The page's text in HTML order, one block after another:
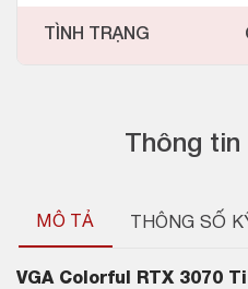
Thông
MÔ TẢ THÔNG SỐ
VGA Colorful RTX 3070 Ti
TÌNH TRẠNG